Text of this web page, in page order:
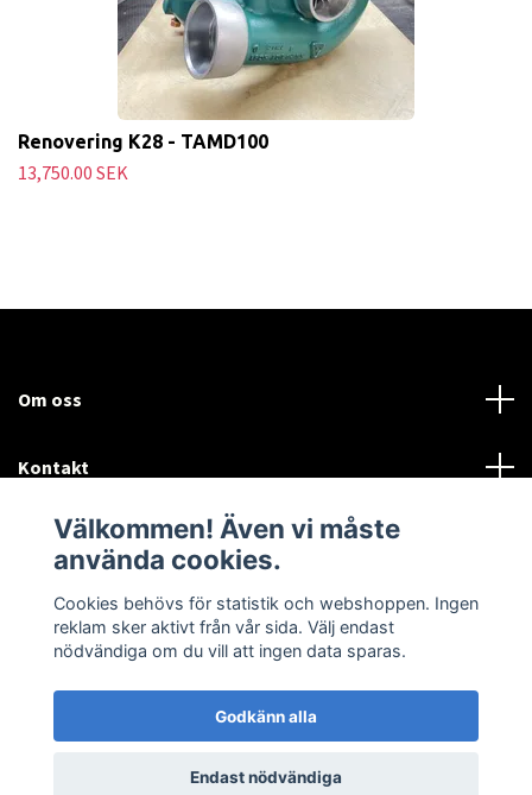
Renovering K28 - TAMD100
13,750.00 SEK
Om oss
Kontakt
Mer information:
Sociala medier
© 2026 Airtune Marin och Industriturbo
Välkommen! Även vi måste
använda cookies.
Cookies behövs för statistik och webshoppen. Ingen
reklam sker aktivt från vår sida. Välj endast
nödvändiga om du vill att ingen data sparas.
Godkänn alla
Endast nödvändiga